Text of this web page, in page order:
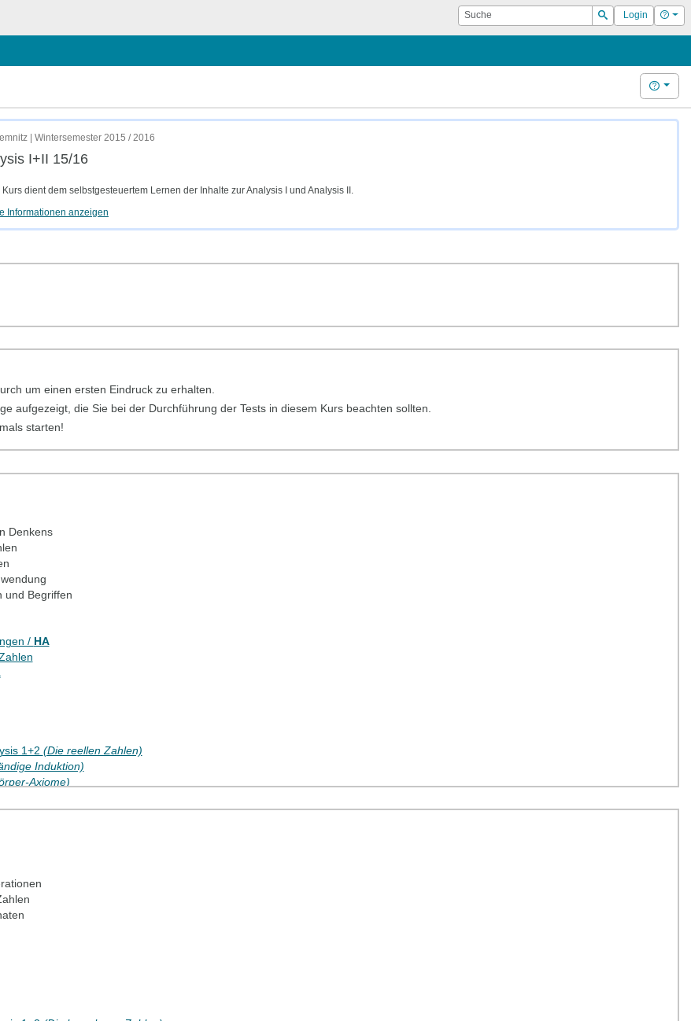
Suche
Suchen
Login Hilfe
Hilfe
| Wintersemester 2015 / 2016
I+II 15/16
Kurs dient dem selbstgesteuertem Lernen der Inhalte zur Analysis I und Analysis II.
Informationen anzeigen
um einen ersten Eindruck zu erhalten.
aufgezeigt, die Sie bei der Durchführung der Tests in diesem Kurs beachten sollten.
starten!
Denkens
und Begriffen
/ HA
1+2 (Die reellen Zahlen)
Induktion)
Axiome)
(Natürliche Zahlen und vollständige Induktion)